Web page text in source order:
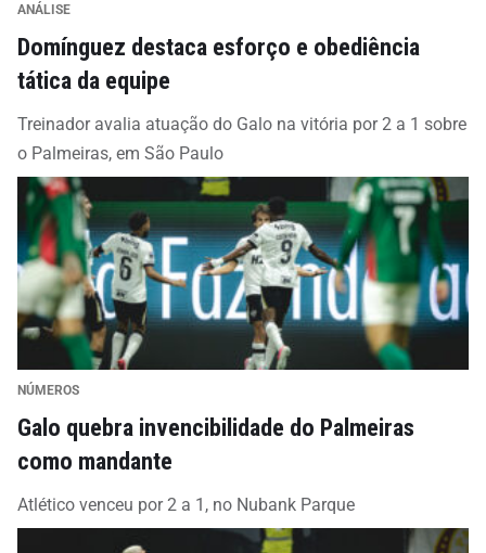
ANÁLISE
Domínguez destaca esforço e obediência
tática da equipe
Treinador avalia atuação do Galo na vitória por 2 a 1 sobre
o Palmeiras, em São Paulo
NÚMEROS
Galo quebra invencibilidade do Palmeiras
como mandante
Atlético venceu por 2 a 1, no Nubank Parque